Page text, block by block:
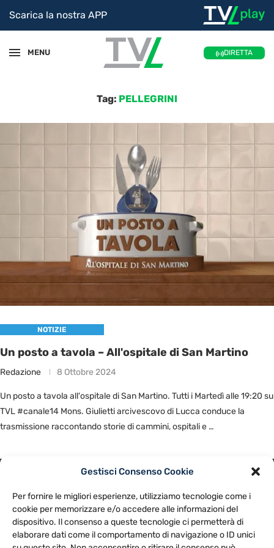
Gestisci Consenso Cookie
Per fornire le migliori esperienze, utilizziamo tecnologie come i
cookie per memorizzare e/o accedere alle informazioni del
dispositivo. Il consenso a queste tecnologie ci permetterà di
elaborare dati come il comportamento di navigazione o ID unici
Scarica la nostra APP
MENU DIRETTA
Tag: PELLEGRINI
NOTIZIE
Un posto a tavola – All'ospitale di San Martino
Redazione 8 Ottobre 2024
Un posto a tavola all'ospitale di San Martino. Tutti i Martedì alle 19:20 su
TVL #canale14 Mons. Giulietti arcivescovo di Lucca conduce la
trasmissione raccontando storie di cammini, ospitali e …
NOTE LEGALI
CONTATTACI PREFERENZE
TV LIBERA S.P.A.
Via Monteleonese 95/21 – 51100 Pistoia (PT)